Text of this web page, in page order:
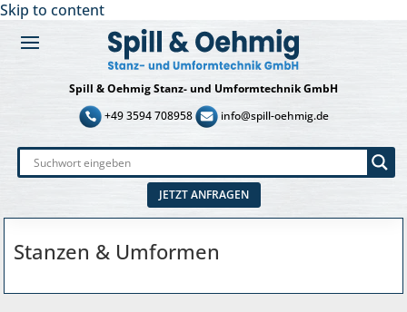
Skip to content
Spill & Oehmig Stanz- und Umformtechnik GmbH
+49 3594 708958
info@spill-oehmig.de
JETZT ANFRAGEN
Stanzen & Umformen